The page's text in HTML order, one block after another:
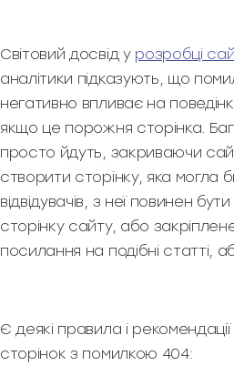
Світовий досвід у розробці
аналітики підказують, що
негативно впливає на
якщо це порожня сторінка.
просто йдуть, закриваючи
створити сторінку, яка могла
відвідувачів, з неї повинен
сторінку сайту, або
посилання на подібні статті,
Є деякі правила і
сторінок з помилкою 404: